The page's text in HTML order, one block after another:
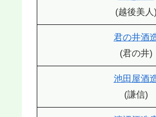
(越後美人)
君の井酒
(君の井)
池田屋酒
(謙信)